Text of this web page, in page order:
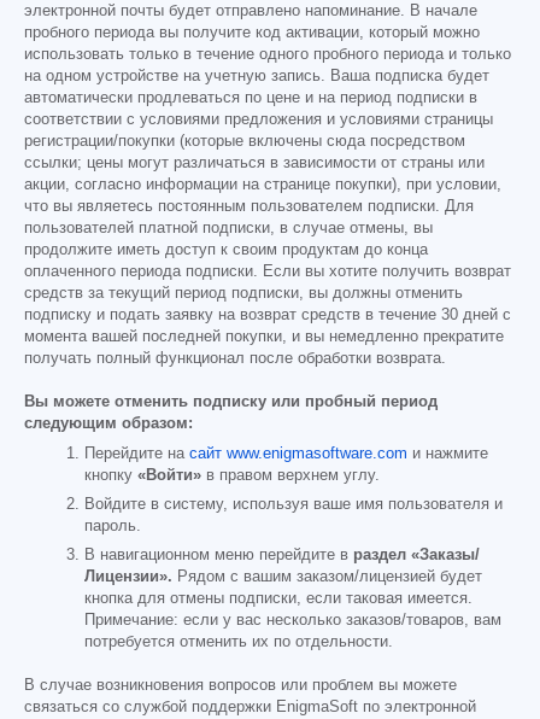
электронной почты будет отправлено напоминание. В начале
пробного периода вы получите код активации, который можно
использовать только в течение одного пробного периода и только
на одном устройстве на учетную запись. Ваша подписка будет
автоматически продлеваться по цене и на период подписки в
соответствии с условиями предложения и условиями страницы
регистрации/покупки (которые включены сюда посредством
ссылки; цены могут различаться в зависимости от страны или
акции, согласно информации на странице покупки), при условии,
что вы являетесь постоянным пользователем подписки. Для
пользователей платной подписки, в случае отмены, вы
продолжите иметь доступ к своим продуктам до конца
оплаченного периода подписки. Если вы хотите получить возврат
средств за текущий период подписки, вы должны отменить
подписку и подать заявку на возврат средств в течение 30 дней с
момента вашей последней покупки, и вы немедленно прекратите
получать полный функционал после обработки возврата.
Вы можете отменить подписку или пробный период
следующим образом:
Перейдите на сайт www.enigmasoftware.com и нажмите
кнопку «Войти» в правом верхнем углу.
Войдите в систему, используя ваше имя пользователя и
пароль.
В навигационном меню перейдите в раздел «Заказы/
Лицензии». Рядом с вашим заказом/лицензией будет
кнопка для отмены подписки, если таковая имеется.
Примечание: если у вас несколько заказов/товаров, вам
потребуется отменить их по отдельности.
В случае возникновения вопросов или проблем вы можете
связаться со службой поддержки EnigmaSoft по электронной